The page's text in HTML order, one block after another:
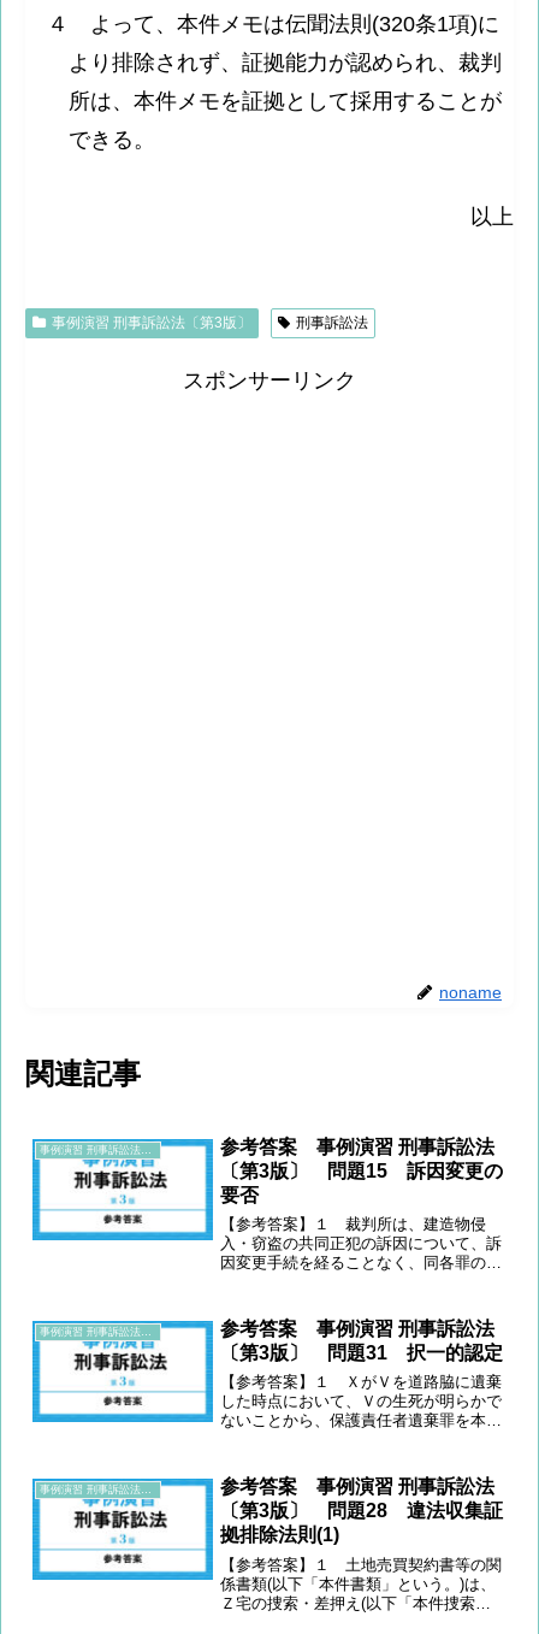
４ よって、本件メモは伝聞法則(320条1項)に
より排除されず、証拠能力が認められ、裁判
所は、本件メモを証拠として採用することが
できる。
以上
事例演習 刑事訴訟法〔第3版〕 刑事訴訟法
スポンサーリンク
noname
関連記事
事例演習 刑事訴訟法〔第3版〕
参考答案 事例演習 刑事訴訟法
〔第3版〕 問題15 訴因変更の
要否
【参考答案】１ 裁判所は、建造物侵
入・窃盗の共同正犯の訴因について、訴
因変更手続を経ることなく、同各罪の幇
と共同して乙百貨店に侵入し、宝石10点
を窃取したという事実であ...
事例演習 刑事訴訟法〔第3版〕
参考答案 事例演習 刑事訴訟法
〔第3版〕 問題31 択一的認定
【参考答案】１ ＸがＶを道路脇に遺棄
した時点において、Ｖの生死が明らかで
ないことから、保護責任者遺棄罪を本位
が「保護責任者遺棄又は死体遺棄」とい
う異なる構成要件にまたが...
事例演習 刑事訴訟法〔第3版〕
参考答案 事例演習 刑事訴訟法
〔第3版〕 問題28 違法収集証
拠排除法則(1)
【参考答案】１ 土地売買契約書等の関
係書類(以下「本件書類」という。)は、
Ｚ宅の捜索・差押え(以下「本件捜索・